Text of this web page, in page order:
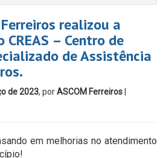
realizou a
– Centro de
de Assistência
de 2023, porASCOM Ferreiros
em melhorias no atendimento